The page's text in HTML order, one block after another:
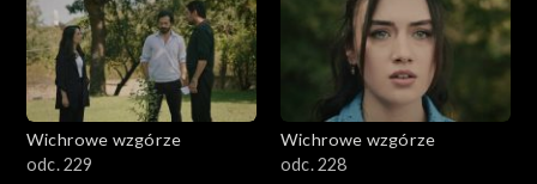
Wichrowe wzgórze
odc. 229
Wichrowe wzgórze
odc. 228